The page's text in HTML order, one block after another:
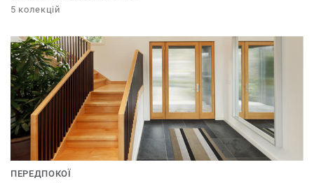
5 колекцій
ПЕРЕДПОКОЇ